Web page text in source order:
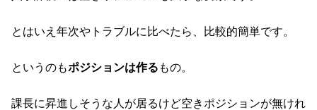
とはいえ年次やトラブルに比べたら、比較的簡単です。
というのもポジションは作る もの。
課長に昇進しそうな人が居るけど空きポジションが無けれ